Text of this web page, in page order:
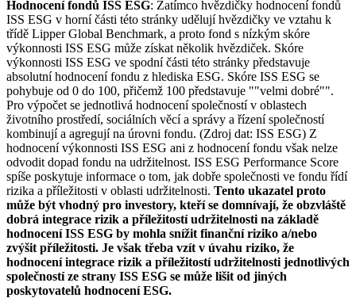
Hodnocení fondů ISS ESG: Zatímco hvězdičky hodnocení fondů
ISS ESG v horní části této stránky udělují hvězdičky ve vztahu k
třídě Lipper Global Benchmark, a proto fond s nízkým skóre
výkonnosti ISS ESG může získat několik hvězdiček. Skóre
výkonnosti ISS ESG ve spodní části této stránky představuje
absolutní hodnocení fondu z hlediska ESG. Skóre ISS ESG se
pohybuje od 0 do 100, přičemž 100 představuje ""velmi dobré"".
Pro výpočet se jednotlivá hodnocení společností v oblastech
životního prostředí, sociálních věcí a správy a řízení společností
kombinují a agregují na úrovni fondu. (Zdroj dat: ISS ESG) Z
hodnocení výkonnosti ISS ESG ani z hodnocení fondu však nelze
odvodit dopad fondu na udržitelnost. ISS ESG Performance Score
spíše poskytuje informace o tom, jak dobře společnosti ve fondu řídí
rizika a příležitosti v oblasti udržitelnosti. Tento ukazatel proto
může být vhodný pro investory, kteří se domnívají, že obzvláště
dobrá integrace rizik a příležitostí udržitelnosti na základě
hodnocení ISS ESG by mohla snížit finanční riziko a/nebo
zvýšit příležitosti. Je však třeba vzít v úvahu riziko, že
hodnocení integrace rizik a příležitostí udržitelnosti jednotlivých
společností ze strany ISS ESG se může lišit od jiných
poskytovatelů hodnocení ESG.